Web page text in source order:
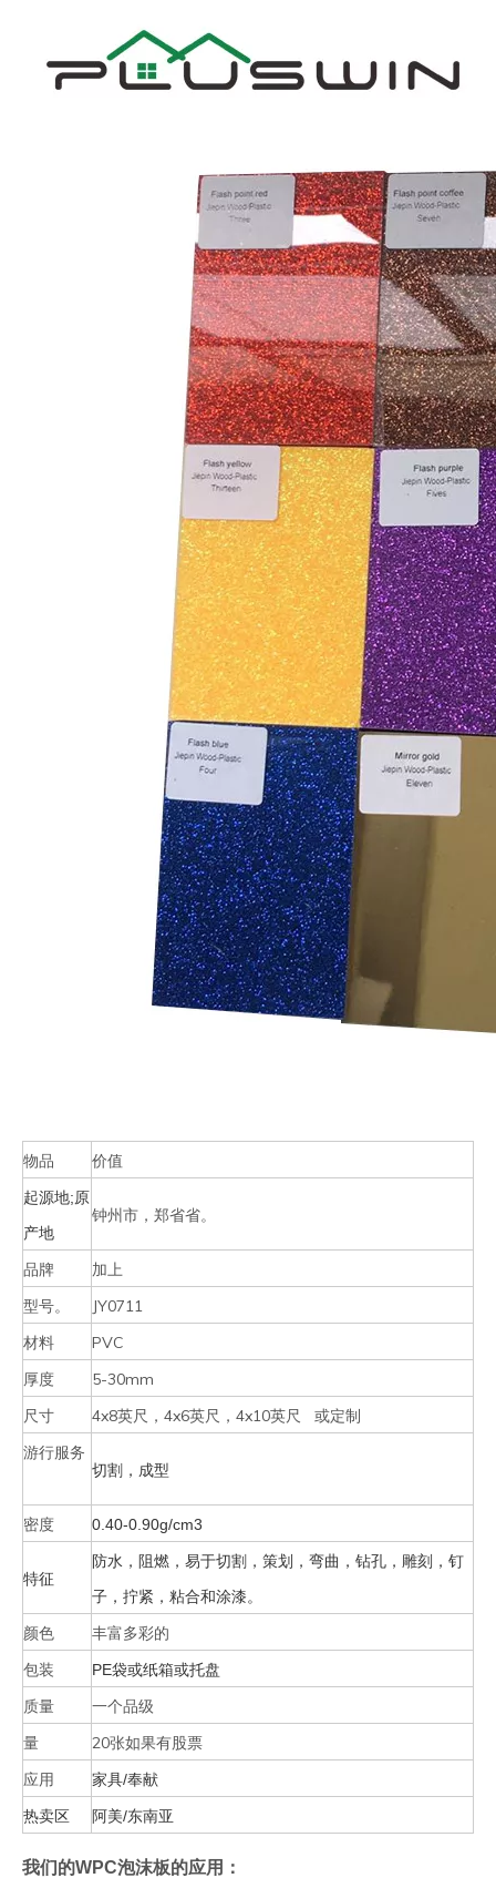
物品 价值
起源地;原
产地
钟州市，郑省省。
品牌
加上
型号。
JY0711
材料
PVC
厚度
5-30mm
尺寸
4x8英尺，4x6英尺，4x10英尺 或定制
游行服务
切割，成型
密度 0.40-0.90g/cm3
特征
防水，阻燃，易于切割，策划，弯曲，钻孔，雕刻，钉
子，拧紧，粘合和涂漆。
颜色
丰富多彩的
包装
PE袋或纸箱或托盘
质量
一个品级
量
20张如果有股票
应用
家具/奉献
热卖区 阿美/东南亚
我们的WPC泡沫板的应用：